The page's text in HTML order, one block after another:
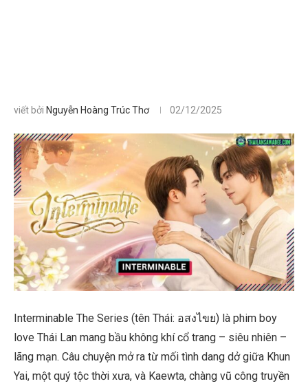
viết bởi Nguyễn Hoàng Trúc Thơ 02/12/2025
Interminable The Series (tên Thái: อสงไขย) là phim boy
love Thái Lan mang bầu không khí cổ trang – siêu nhiên –
lãng mạn. Câu chuyện mở ra từ mối tình dang dở giữa Khun
Yai, một quý tộc thời xưa, và Kaewta, chàng vũ công truyền